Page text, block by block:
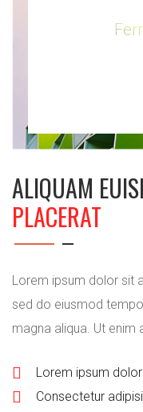
ALIQUAM
PLACERAT
Lorem ipsum dolor sit
sed do eiusmod
magna aliqua. Ut enim
Lorem ipsum
Consectetur